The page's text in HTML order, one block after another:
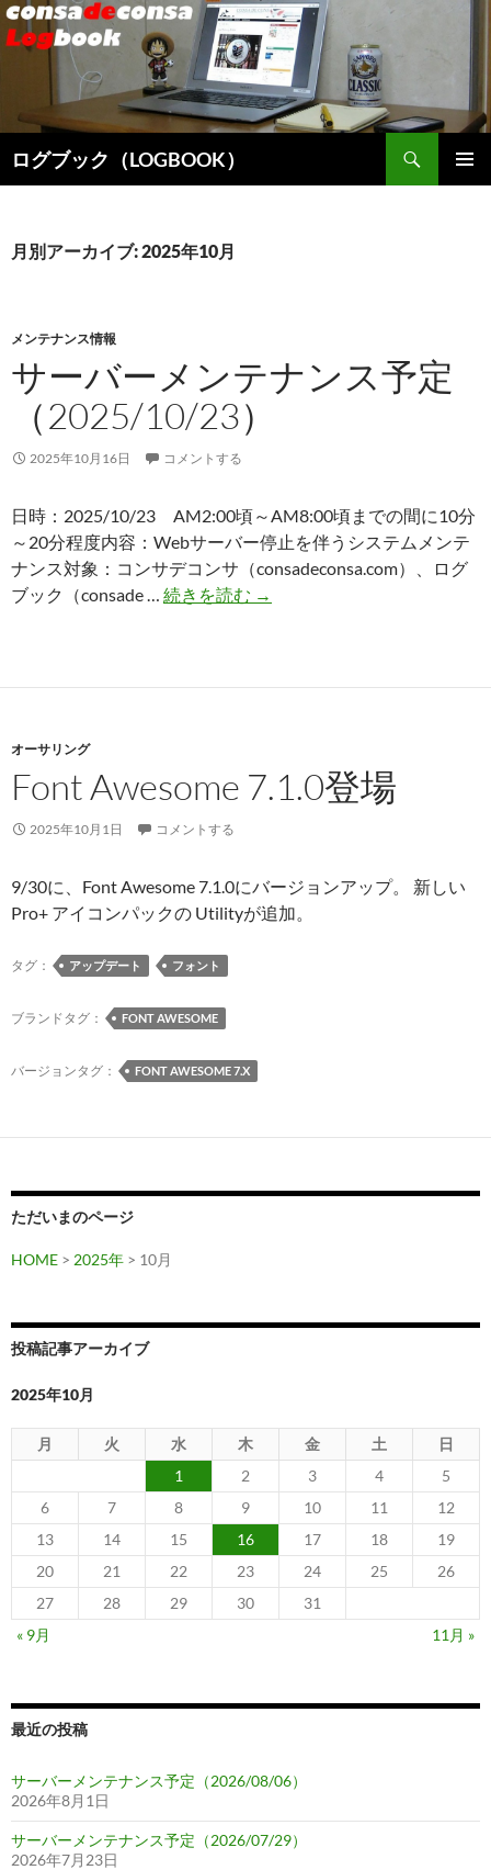
ログブック（LOGBOOK）
索
ン
キ
ッ
プ
月別アーカイブ: 2025年10月
メンテナンス情報
サーバーメンテナンス予定
（2025/10/23）
2025年10月16日 コメントする
日時：2025/10/23 AM2:00頃～AM8:00頃までの間に10分
～20分程度内容：Webサーバー停止を伴うシステムメンテ
ナンス対象：コンサデコンサ（consadeconsa.com）、ログ
ブック（consade … 続きを読む サ
ナ
ン
定
（2025/10/23）
→
オーサリング
Font Awesome 7.1.0登場
2025年10月1日 コメントする
9/30に、Font Awesome 7.1.0にバージョンアップ。 新しい
Pro+ アイコンパックの Utilityが追加。
タグ： アップデート フォント
ブランドタグ： FONT AWESOME
バージョンタグ： FONT AWESOME 7.X
ただいまのページ
HOME > 2025年 > 10月
投稿記事アーカイブ
2025年10月
月 火 水 木 金 土
日
1
2 3 4
5
6
7 8 9 10 11
12
13
14 15 16 17 18
19
20
21 22 23 24 25
26
27
28 29 30
31
« 9月
11月 »
最近の投稿
サーバーメンテナンス予定（2026/08/06）
2026年8月1日
サーバーメンテナンス予定（2026/07/29）
2026年7月23日